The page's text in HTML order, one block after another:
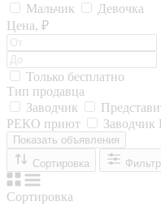
Мальчик
Девочка
Цена, ₽
Только бесплатно
Тип продавца
Заводчик
РЕКО приют
Показать объявления
Сортировка
Сортировка